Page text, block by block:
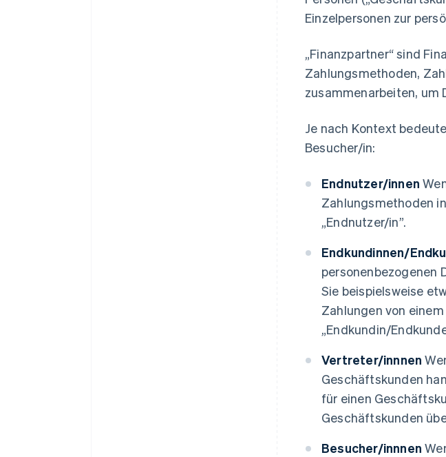
Einzelpersonen zur
„Finanzpartner“ sind
Zahlungsmethoden,
zusammenarbeiten, um
Je nach Kontext
Besucher/in:
Endnutzer/innen
Zahlungsmethoden
„Endnutzer/in”.
Endkundinnen/
personenbezogenen
Sie beispielsweise
Zahlungen von
„Endkundin/
Vertreter/innnen
Geschäftskunden
für einen
Geschäftskunden
Besucher/innnen